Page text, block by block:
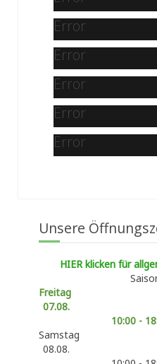
Error
Error
Error
Error
Error
Unsere
HIER klicken für
Freitag
07.08.
10:00 -
Samstag
08.08.